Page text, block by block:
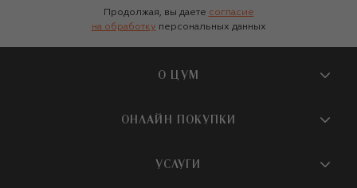
Продолжая, вы даете согласие
на обработку персональных данных
О ЦУМ
О магазине
Бутики и ПВЗ ЦУМ
ОНЛАЙН ПОКУПКИ
УСЛУГИ